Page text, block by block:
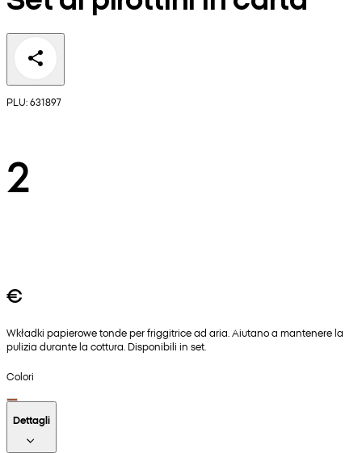
PLU: 631897
2
€
Wkładki papierowe tonde per friggitrice ad aria. Aiutano a mantenere la
pulizia durante la cottura. Disponibili in set.
Colori
Dettagli